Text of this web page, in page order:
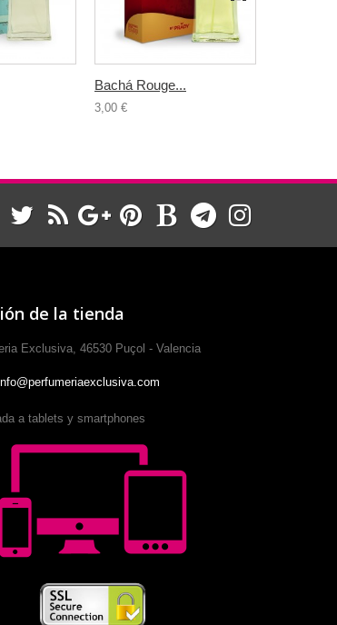
Bachá Rouge...
3,00 €
de la tienda
Exclusiva, 46530 Puçol - Valencia
a tablets y smartphones